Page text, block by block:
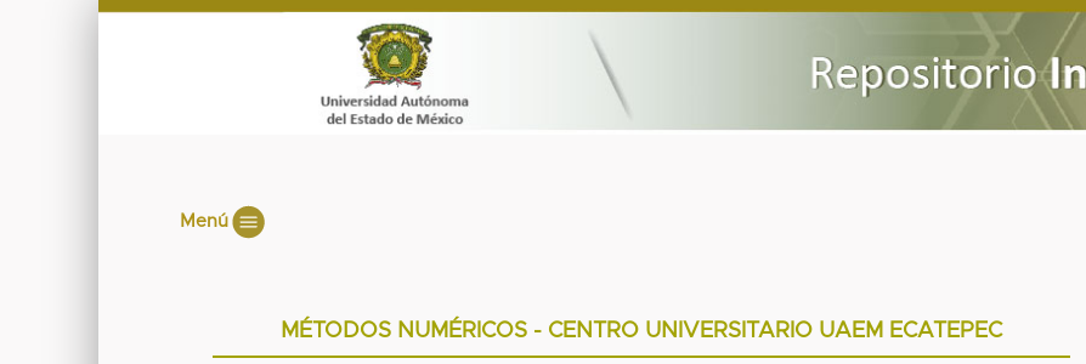
Menú
MÉTODOS NUMÉRICOS - CENTRO UNIVERSITARIO UAEM ECATEPEC